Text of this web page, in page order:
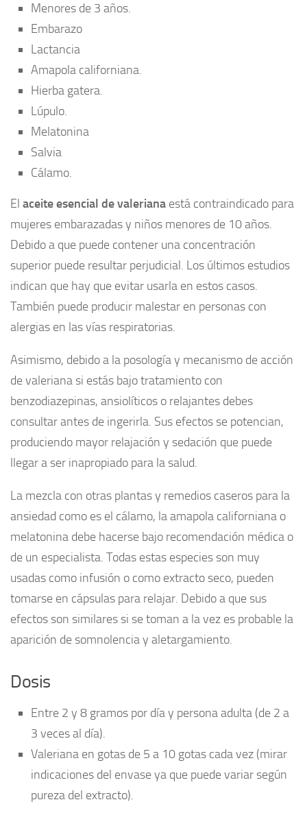
Menores de 3 años.
Embarazo
Lactancia
Amapola californiana.
Hierba gatera.
Lúpulo.
Melatonina
Salvia
Cálamo.
El aceite esencial de valeriana está contraindicado para
mujeres embarazadas y niños menores de 10 años.
Debido a que puede contener una concentración
superior puede resultar perjudicial. Los últimos estudios
indican que hay que evitar usarla en estos casos.
También puede producir malestar en personas con
alergias en las vías respiratorias.
Asimismo, debido a la posología y mecanismo de acción
de valeriana si estás bajo tratamiento con
benzodiazepinas, ansiolíticos o relajantes debes
consultar antes de ingerirla. Sus efectos se potencian,
produciendo mayor relajación y sedación que puede
llegar a ser inapropiado para la salud.
La mezcla con otras plantas y remedios caseros para la
ansiedad como es el cálamo, la amapola californiana o
melatonina debe hacerse bajo recomendación médica o
de un especialista. Todas estas especies son muy
usadas como infusión o como extracto seco, pueden
tomarse en cápsulas para relajar. Debido a que sus
efectos son similares si se toman a la vez es probable la
aparición de somnolencia y aletargamiento.
Dosis
Entre 2 y 8 gramos por día y persona adulta (de 2 a
3 veces al día).
Valeriana en gotas de 5 a 10 gotas cada vez (mirar
indicaciones del envase ya que puede variar según
pureza del extracto).